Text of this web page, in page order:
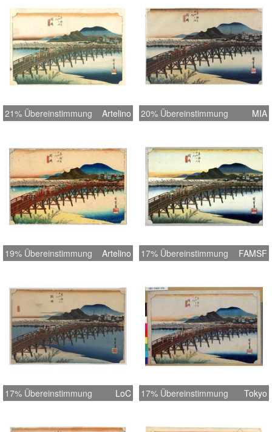
21% Übereinstimmung Artelino 20% Übereinstimmung MIA
19% Übereinstimmung Artelino 17% Übereinstimmung FAMSF
17% Übereinstimmung LoC 17% Übereinstimmung Tokyo